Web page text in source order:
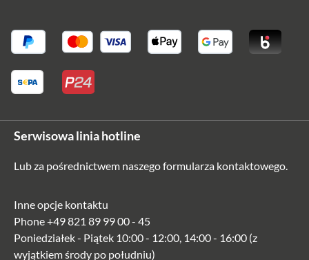
Serwisowa linia hotline
Lub za pośrednictwem naszegoformularza kontaktowego.
Inne opcje kontaktu
Phone+49 821 89 99 00 - 45
Poniedziałek - Piątek 10:00 - 12:00, 14:00 - 16:00 (z
wyjątkiem środy po południu)